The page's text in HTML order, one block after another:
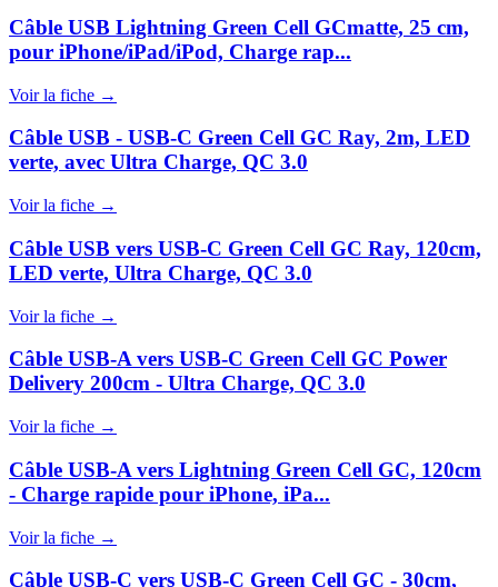
Câble USB Lightning Green Cell GCmatte, 25 cm,
pour iPhone/iPad/iPod, Charge rap...
Voir la fiche →
Câble USB - USB-C Green Cell GC Ray, 2m, LED
verte, avec Ultra Charge, QC 3.0
Voir la fiche →
Câble USB vers USB-C Green Cell GC Ray, 120cm,
LED verte, Ultra Charge, QC 3.0
Voir la fiche →
Câble USB-A vers USB-C Green Cell GC Power
Delivery 200cm - Ultra Charge, QC 3.0
Voir la fiche →
Câble USB-A vers Lightning Green Cell GC, 120cm
- Charge rapide pour iPhone, iPa...
Voir la fiche →
Câble USB-C vers USB-C Green Cell GC - 30cm,